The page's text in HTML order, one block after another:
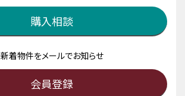
購入相談
新着物件をメールでお知らせ
会員登録